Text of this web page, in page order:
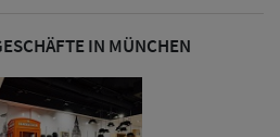
IN MÜNCHEN